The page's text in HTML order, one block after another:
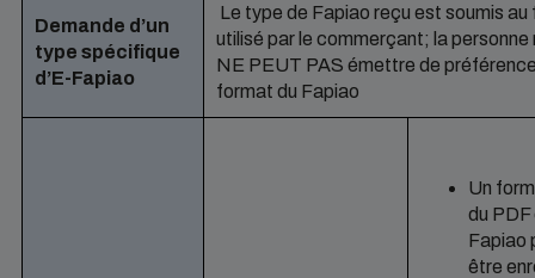
Demande d’un
type spécifique
d’E-Fapiao
Le type de Fapiao reçu est soumis
utilisé par le commerçant; la personne
NE PEUT PAS émettre de
format du Fapiao
Un
du PDF
Fapiao
être